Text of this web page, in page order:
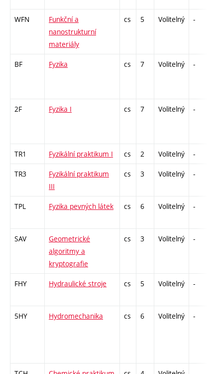
WFN
Funkční a
nanostrukturní
materiály
cs 5 Volitelný -
BF Fyzika cs 7 Volitelný -
2F Fyzika I cs 7 Volitelný -
TR1 Fyzikální praktikum I cs 2 Volitelný -
TR3
Fyzikální praktikum
III
cs 3 Volitelný -
TPL Fyzika pevných látek cs 6 Volitelný -
SAV
Geometrické
algoritmy a
kryptografie
cs 3 Volitelný -
FHY Hydraulické stroje cs 5 Volitelný -
5HY Hydromechanika cs 6 Volitelný -